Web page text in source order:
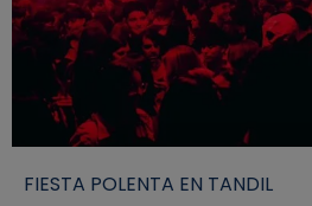
FIESTA POLENTA EN TANDIL